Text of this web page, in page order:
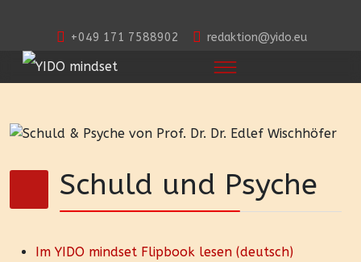
+049 171 7588902 redaktion@yido.eu
Schuld und Psyche
Im YIDO mindset Flipbook lesen (deutsch)